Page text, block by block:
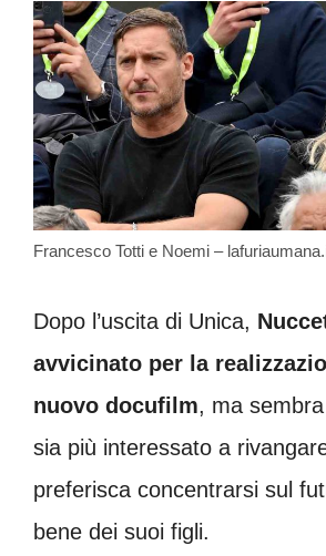
Francesco Totti e Noemi –
Dopo l’uscita di Unica,
avvicinato per la
nuovo docufilm, ma
sia più interessato a
preferisca concentrarsi sul
bene dei suoi figli.